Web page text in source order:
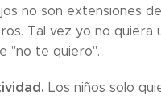
no son extensiones
Tal vez yo no quiera
"no te quiero".
Los niños solo